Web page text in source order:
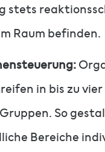
stets
Raum befinden.
in bis zu
So
Bereiche